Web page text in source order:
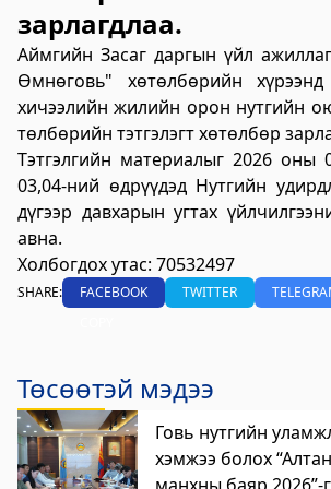
үйлчилгээний "ХУРДАН" төв
2023-06-06 13:37:31
Дэлгэрэнгүй
Говьсүмбэр аймаг дахь
үйлчилгээний хэлтэс
2023-06-05 22:55:03
Дэлгэрэнгүй
Хөдөлмөр, халамжийн
газар
Улсын бүртгэлийн хэлтэс
2023-06-06 06:41:23
Дэлгэрэнгүй
зарлагдлаа.
Аймгийн Засаг даргын үйл
Өмнөговь" хөтөлбөрийн
хичээлийн жилийн орон нутгийн
төлбөрийн тэтгэлэгт хөтөлбөр
Тэтгэлгийн материалыг 2026 оны
03,04-ний өдрүүдэд Нутгийн
дүгээр давхарын угтах
авна.
Холбогдох утас: 70532497
SHARE: FACEBOOK TWITTER
Төсөөтэй мэдээ
Говь нутгийн
хэмжээ болох